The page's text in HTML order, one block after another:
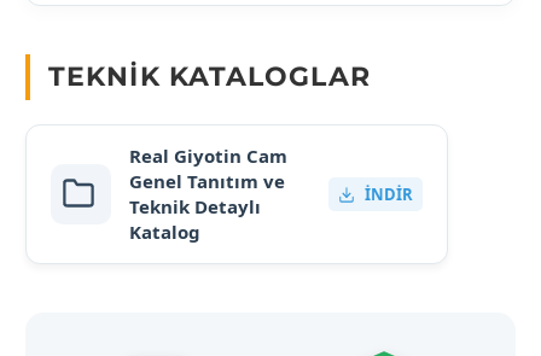
TEKNIK KATALOGLAR
Real Giyotin Cam
Genel Tanıtım ve
Teknik Detaylı
Katalog
İNDIR